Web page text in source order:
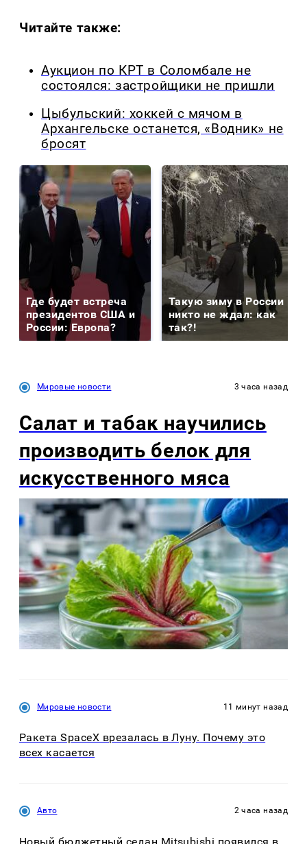
Читайте также:
Аукцион по КРТ в Соломбале не
состоялся: застройщики не пришли
Цыбульский: хоккей с мячом в
Архангельске останется, «Водник» не
бросят
Где будет встреча
президентов США и
России: Европа?
Такую зиму в России
никто не ждал: как
так?!
Мировые новости 3 часа назад
Салат и табак научились
производить белок для
искусственного мяса
Мировые новости 11 минут назад
Ракета SpaceX врезалась в Луну. Почему это
всех касается
Авто 2 часа назад
Новый бюджетный седан Mitsubishi появился в